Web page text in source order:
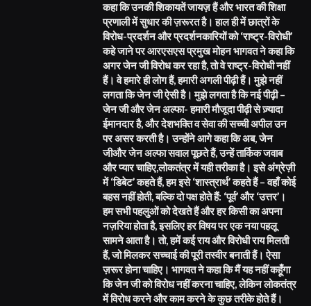
कहा कि उनकी शिकायतें जायज़ हैं और भारत की शिक्षा
प्रणाली में सुधार की ज़रूरत है। हाल ही में छात्रों के
विरोध-प्रदर्शन और प्रदर्शनकारियों को ‘राष्ट्र-विरोधी’
कहे जाने पर आरएसएस प्रमुख मोहन भागवत ने कहा कि
अगर जेन जी विरोध कर रहा है, तो वे राष्ट्र-विरोधी नहीं
हैं। वे हमारे ही लोग हैं, हमारी अगली पीढ़ी हैं। मुझे नहीं
लगता कि जेन जी ऐसी है। मुझे लगता है कि नई पीढ़ी –
जेन जी और जेन अल्फा- हमारी मौजूदा पीढ़ी से ज़्यादा
ईमानदार है, और देशभक्ति व सेवा की सच्ची अपील उन
पर असर करती है। उन्होंने आगे कहा कि अब, जेन
जीऔर जेन अल्फा सवाल पूछते हैं, उन्हें तार्किक जवाब
और प्यार चाहिए,लोकतंत्र में यही तरीका है। इसे अंग्रेज़ी
में ‘डिबेट’ कहते हैं, हम इसे ‘शास्त्रार्थ’ कहते हैं – वहाँ कोई
बहस नहीं होती, बल्कि दो पक्ष होते हैं: ‘पूर्व’ और ‘उत्तर’।
हम सभी पहलुओं को देखते हैं और हर किसी का अपना
नज़रिया होता है, इसलिए हर विषय पर एक नया पहलू
सामने आता है। तो, हमें कई राय और विरोधी राय मिलती
हैं, जो मिलकर सच्चाई की पूरी तस्वीर बनाती हैं। ऐसा
ज़रूर होना चाहिए। भागवत ने कहा कि मैं यह नहीं कहूँगा
कि जेन जी को विरोध नहीं करना चाहिए, लेकिन लोकतंत्र
में विरोध करने और काम करने के कुछ तरीके होते हैं।